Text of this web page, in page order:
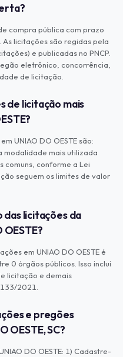
compra pública com prazo
licitações são regidas pela
e publicadas no PNCP.
eletrônico, concorrência,
de licitação.
de licitação mais
UNIAO DO OESTE são:
modalidade mais utilizada
comuns, conforme a Lei
seguem os limites de valor
das licitações da
em UNIAO DO OESTE é
0 órgãos públicos. Isso inclui
licitação e demais
2021.
e pregões
OESTE, SC?
DO OESTE: 1) Cadastre-